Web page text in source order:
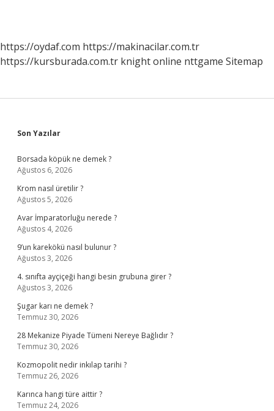
https://oydaf.com https://makinacilar.com.tr
https://kursburada.com.tr knight online nttgame Sitemap
Sidebar
Son Yazılar
Borsada köpük ne demek ?
Ağustos 6, 2026
Krom nasıl üretilir ?
Ağustos 5, 2026
Avar İmparatorluğu nerede ?
Ağustos 4, 2026
9’un karekökü nasıl bulunur ?
Ağustos 3, 2026
4. sınıfta ayçiçeği hangi besin grubuna girer ?
Ağustos 3, 2026
Şugar karı ne demek ?
Temmuz 30, 2026
28 Mekanize Piyade Tümeni Nereye Bağlıdır ?
Temmuz 30, 2026
Kozmopolit nedir inkılap tarihi ?
Temmuz 26, 2026
Karınca hangi türe aittir ?
Temmuz 24, 2026